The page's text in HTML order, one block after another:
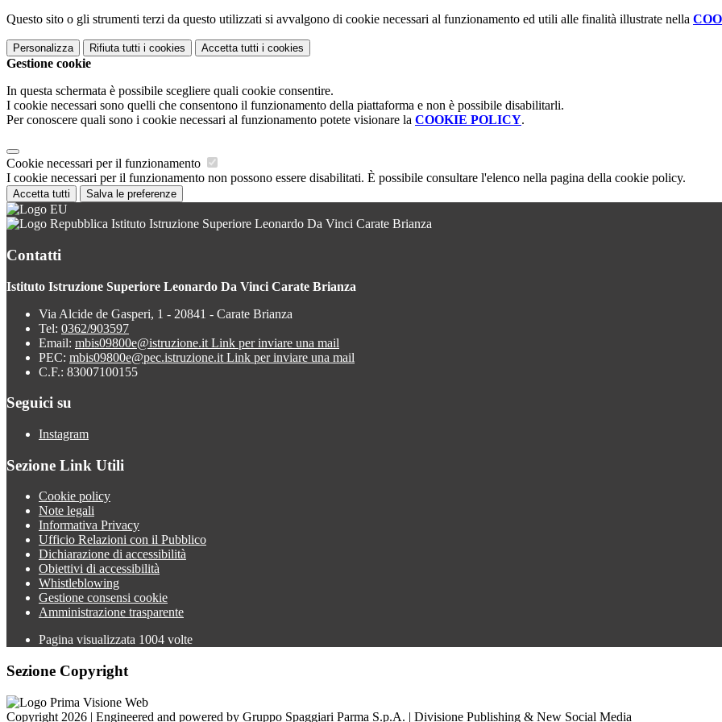
Questo sito o gli strumenti terzi da questo utilizzati si avvalgono di cookie necessari al funzionamento ed utili alle finalità illustrate nella
Personalizza Rifiuta tutti i cookies Accetta tutti i cookies
Gestione cookie
In questa schermata è possibile scegliere quali cookie consentire.
I cookie necessari sono quelli che consentono il funzionamento della piattaforma e non è possibile disabilitarli.
Per conoscere quali sono i cookie necessari al funzionamento potete visionare la COOKIE POLICY.
Cookie necessari per il funzionamento
I cookie necessari per il funzionamento non possono essere disabilitati. È possibile consultare l'elenco nella pagina della cookie policy.
Accetta tutti Salva le preferenze
Istituto Istruzione Superiore Leonardo Da Vinci Carate Brianza
Contatti
Istituto Istruzione Superiore Leonardo Da Vinci Carate Brianza
Via Alcide de Gasperi, 1 - 20841 - Carate Brianza
Tel: 0362/903597
Email: mbis09800e@istruzione.it Link per inviare una mail
PEC: mbis09800e@pec.istruzione.it Link per inviare una mail
C.F.: 83007100155
Seguici su
Instagram
Sezione Link Utili
Cookie policy
Note legali
Informativa Privacy
Ufficio Relazioni con il Pubblico
Dichiarazione di accessibilità
Obiettivi di accessibilità
Whistleblowing
Gestione consensi cookie
Amministrazione trasparente
Pagina visualizzata 1004 volte
Sezione Copyright
Copyright 2026 | Engineered and powered by Gruppo Spaggiari Parma S.p.A. | Divisione Publishing & New Social Media